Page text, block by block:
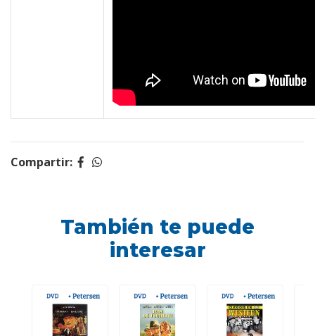
Compartir:
También te puede
interesar